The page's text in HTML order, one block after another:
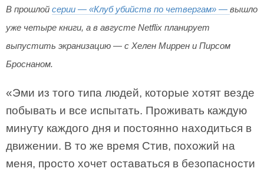
В прошлой серии — «Клуб убийств по четвергам» — вышло
уже четыре книги, а в августе Netflix планирует
выпустить экранизацию — с Хелен Миррен и Пирсом
Броснаном.
«Эми из того типа людей, которые хотят везде
побывать и все испытать. Проживать каждую
минуту каждого дня и постоянно находиться в
движении. В то же время Стив, похожий на
меня, просто хочет оставаться в безопасности